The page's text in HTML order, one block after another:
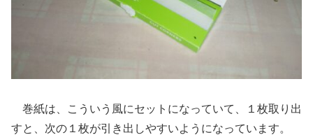
巻紙は、こういう風にセットになっていて、１枚取り出
すと、次の１枚が引き出しやすいようになっています。